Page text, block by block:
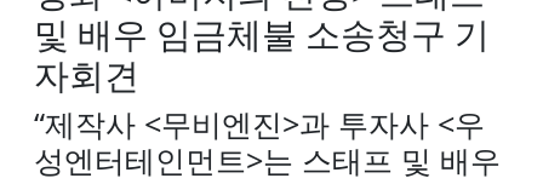
및 배우 임금체불 소송청구 기
자회견
“제작사 <무비엔진>과 투자사 <우
성엔터테인먼트>는 스태프 및 배우